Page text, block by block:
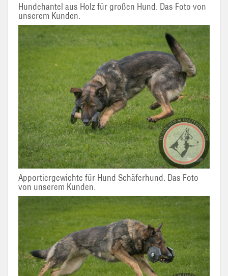
Hundehantel aus Holz für großen Hund. Das Foto von
unserem Kunden.
Apportiergewichte für Hund Schäferhund. Das Foto
von unserem Kunden.